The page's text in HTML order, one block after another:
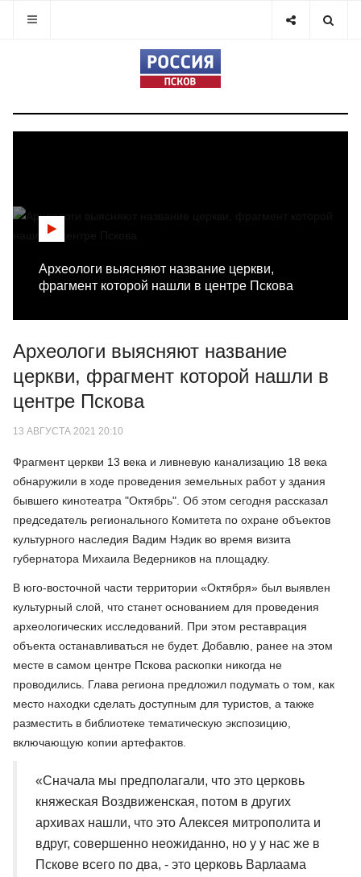
Археологи выясняют название церкви,
фрагмент которой нашли в центре Пскова
Археологи выясняют название
церкви, фрагмент которой нашли в
центре Пскова
13 АВГУСТА 2021 20:10
Фрагмент церкви 13 века и ливневую канализацию 18 века
обнаружили в ходе проведения земельных работ у здания
бывшего кинотеатра "Октябрь". Об этом сегодня рассказал
председатель регионального Комитета по охране объектов
культурного наследия Вадим Нэдик во время визита
губернатора Михаила Ведерников на площадку.
В юго-восточной части территории «Октября» был выявлен
культурный слой, что станет основанием для проведения
археологических исследований. При этом реставрация
объекта останавливаться не будет. Добавлю, ранее на этом
месте в самом центре Пскова раскопки никогда не
проводились. Глава региона предложил подумать о том, как
место находки сделать доступным для туристов, а также
разместить в библиотеке тематическую экспозицию,
включающую копии артефактов.
«Сначала мы предполагали, что это церковь
княжеская Воздвиженская, потом в других
архивах нашли, что это Алексея митрополита и
вдруг, совершенно неожиданно, но у у нас же в
Пскове всего по два, - это церковь Варлаама